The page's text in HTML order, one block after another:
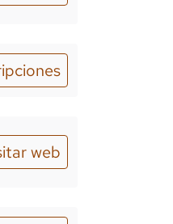
web